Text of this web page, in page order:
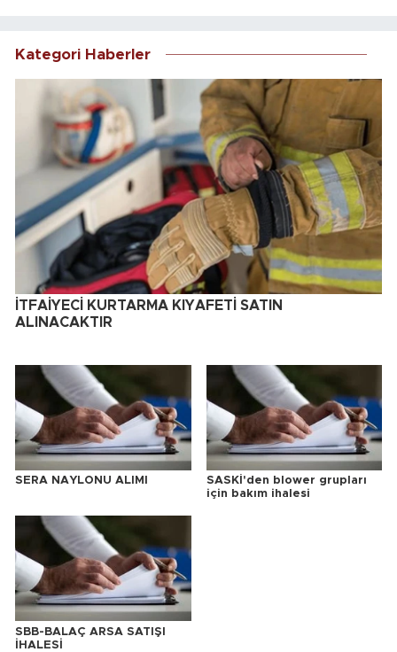
Kategori Haberler
İTFAİYECİ KURTARMA KIYAFETİ SATIN
ALINACAKTIR
SERA NAYLONU ALIMI
SASKİ'den blower grupları
için bakım ihalesi
SBB-BALAÇ ARSA SATIŞI
İHALESİ